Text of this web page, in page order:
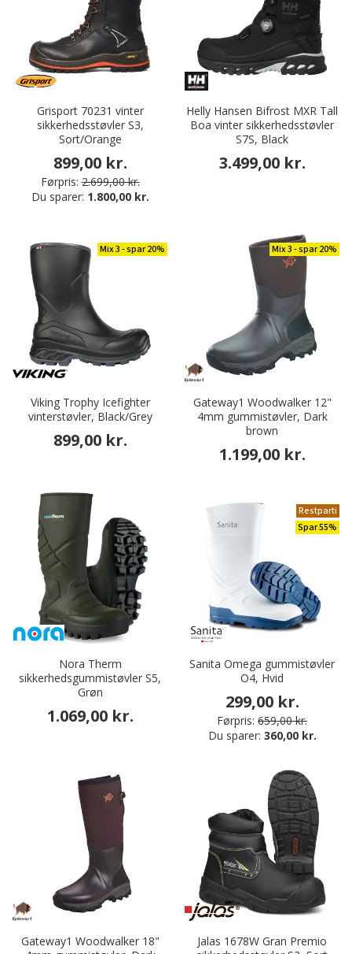
Grisport 70231 vinter
sikkerhedsstøvler S3,
Sort/Orange
899,00 kr.
Førpris: 2.699,00 kr.
Du sparer: 1.800,00 kr.
Helly Hansen Bifrost MXR Tall
Boa vinter sikkerhedsstøvler
S7S, Black
3.499,00 kr.
Mix 3 - spar 20%
Viking Trophy Icefighter
vinterstøvler, Black/Grey
899,00 kr.
Mix 3 - spar 20%
Gateway1 Woodwalker 12"
4mm gummistøvler, Dark
brown
1.199,00 kr.
Nora Therm
sikkerhedsgummistøvler S5,
Grøn
1.069,00 kr.
Restparti
Spar 55%
Sanita Omega gummistøvler
O4, Hvid
299,00 kr.
Førpris: 659,00 kr.
Du sparer: 360,00 kr.
Gateway1 Woodwalker 18"
Jalas 1678W Gran Premio